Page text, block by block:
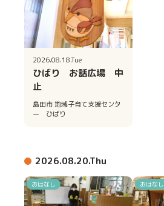
2026.08.18.Tue
ひばり お話広場 中
止
島田市 地域子育て支援センタ
ー ひばり
2026.08.20.Thu
おはなし おはなし